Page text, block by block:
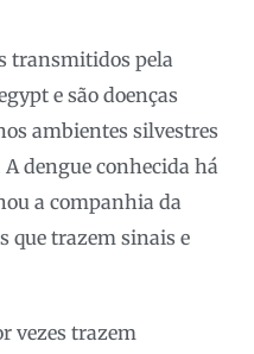
transmitidos pela
e são doenças
ambientes silvestres
dengue conhecida há
a companhia da
que trazem sinais e
vezes trazem